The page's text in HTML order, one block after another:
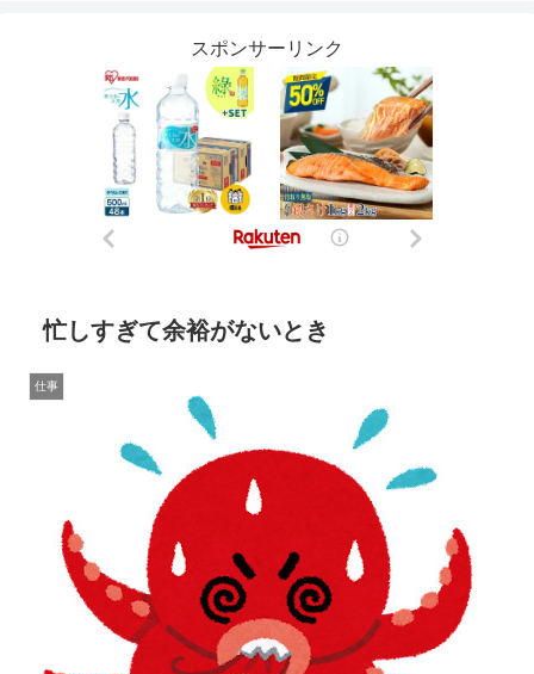
スポンサーリンク
忙しすぎて余裕がないとき
仕事